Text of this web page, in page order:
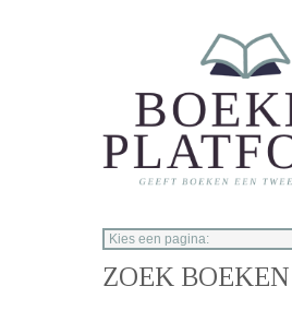
ZOEK BOEKEN